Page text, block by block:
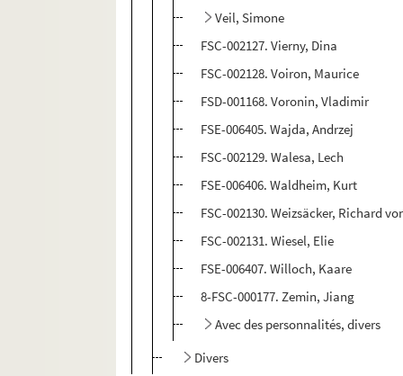
Veil, Simone
FSC-002127. Vierny, Dina
FSC-002128. Voiron, Maurice
FSD-001168. Voronin, Vladimir
FSE-006405. Wajda, Andrzej
FSC-002129. Walesa, Lech
FSE-006406. Waldheim, Kurt
FSC-002130. Weizsäcker, Richard
FSC-002131. Wiesel, Elie
FSE-006407. Willoch, Kaare
8-FSC-000177. Zemin, Jiang
Avec des personnalités, divers
Divers